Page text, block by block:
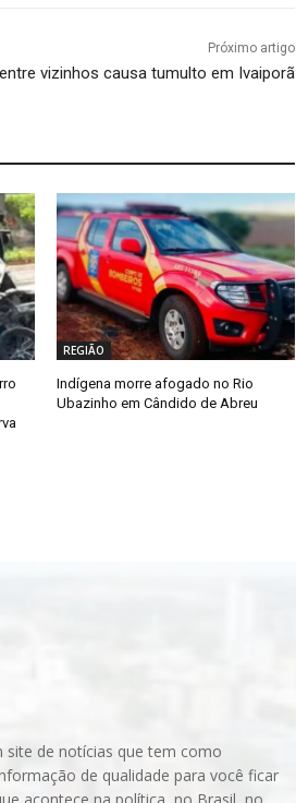
Próximo artigo
vizinhos causa tumulto em Ivaiporã
REGIÃO
Indígena morre afogado no Rio
Ubazinho em Cândido de Abreu
site de notícias que tem como
de qualidade para você ficar